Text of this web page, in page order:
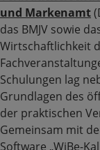
und Markenamt
das BMJV sowie
Wirtschaftlichkeit
Schulungen lag
Grundlagen des
der praktischen
Gemeinsam mit
Software „WiBe-